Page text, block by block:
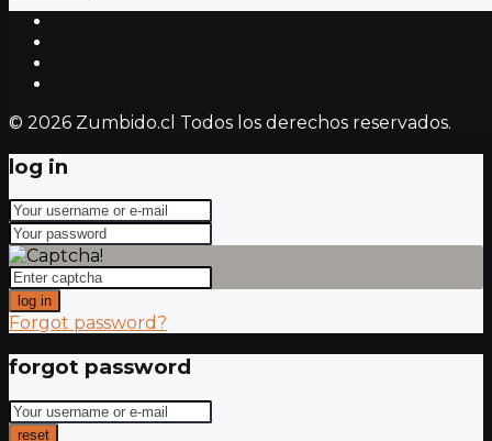
© 2026 Zumbido.cl Todos los derechos reservados.
log in
log in
Forgot password?
forgot password
reset